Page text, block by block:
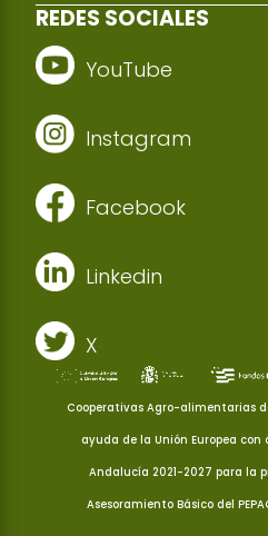
REDES SOCIALES
YouTube
Instagram
Facebook
Linkedin
X
Cooperativas Agro-alimentarias
ayuda de la Unión Europea con
Andalucía 2021-2027 para la
Asesoramiento Básico del